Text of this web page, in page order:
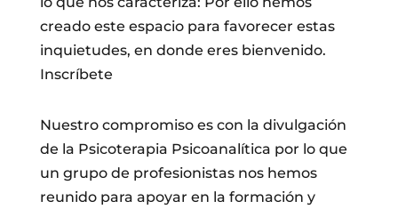
creado este espacio para favorecer estas
inquietudes, en donde eres bienvenido.
Inscríbete
Nuestro compromiso es con la divulgación
de la Psicoterapia Psicoanalítica por lo que
un grupo de profesionistas nos hemos
reunido para apoyar en la formación y